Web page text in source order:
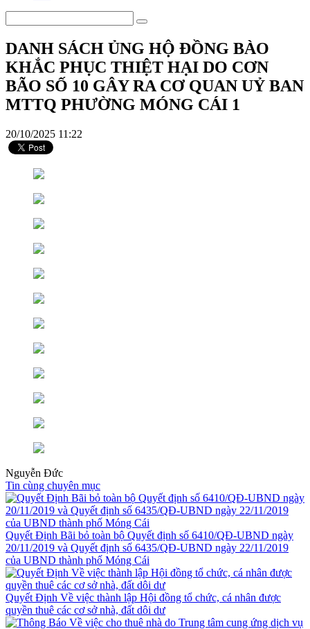
DANH SÁCH ỦNG HỘ ĐỒNG BÀO
KHẮC PHỤC THIỆT HẠI DO CƠN
BÃO SỐ 10 GÂY RA CƠ QUAN UỶ BAN
MTTQ PHƯỜNG MÓNG CÁI 1
20/10/2025 11:22
Nguyễn Đức
Tin cùng chuyên mục
Quyết Định Bãi bỏ toàn bộ Quyết định số 6410/QĐ-UBND ngày
20/11/2019 và Quyết định số 6435/QĐ-UBND ngày 22/11/2019
của UBND thành phố Móng Cái
Quyết Định Về việc thành lập Hội đồng tổ chức, cá nhân được
quyền thuê các cơ sở nhà, đất dôi dư